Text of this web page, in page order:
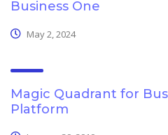
Business One
May 2, 2024
Magic Quadrant for
Platform